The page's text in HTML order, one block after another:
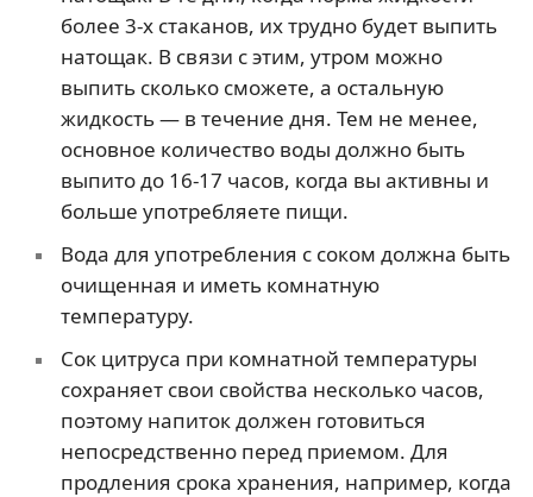
более 3-х стаканов, их трудно будет выпить
натощак. В связи с этим, утром можно
выпить сколько сможете, а остальную
жидкость — в течение дня. Тем не менее,
основное количество воды должно быть
выпито до 16-17 часов, когда вы активны и
больше употребляете пищи.
Вода для употребления с соком должна быть
очищенная и иметь комнатную
температуру.
Сок цитруса при комнатной температуры
сохраняет свои свойства несколько часов,
поэтому напиток должен готовиться
непосредственно перед приемом. Для
продления срока хранения, например, когда